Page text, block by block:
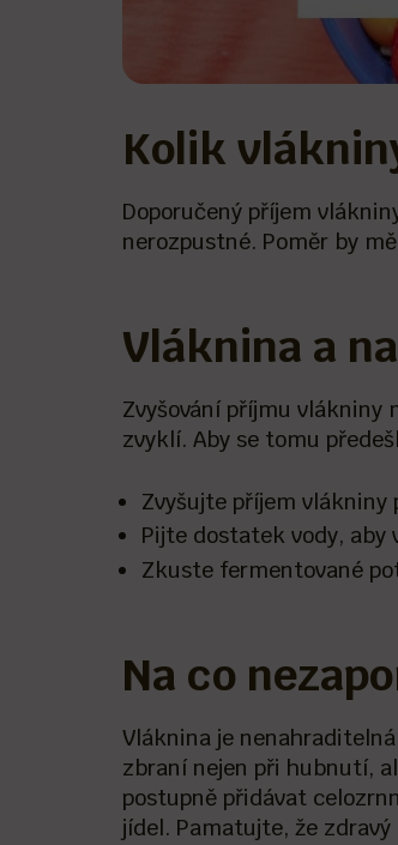
Kolik
Doporučený příjem
nerozpustné. Poměr by
Vláknina a
Zvyšování příjmu vlákniny
zvyklí. Aby se tomu
Zvyšujte příjem vlákniny
Pijte dostatek vody, aby
Zkuste fermentované
Na co
Vláknina je
zbraní nejen při hubnutí,
postupně přidávat
jídel. Pamatujte, že